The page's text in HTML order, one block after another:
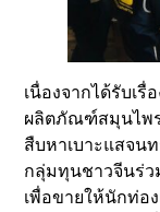
เนื่องจากได้รับเ
ผลิตภัณฑ์สมุนไพ
สืบหาเบาะแสจน
กลุ่มทุนชาวจีนร่ว
เพื่อขายให้นักท่อ